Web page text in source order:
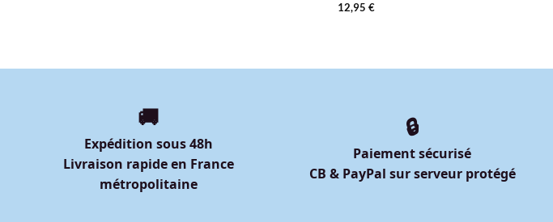
12,95 €
🚚
Expédition sous 48h
Livraison rapide en France
métropolitaine
🔒
Paiement sécurisé
CB & PayPal sur serveur protégé